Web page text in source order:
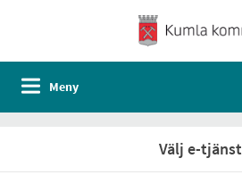
Meny
Välj e-tjänst